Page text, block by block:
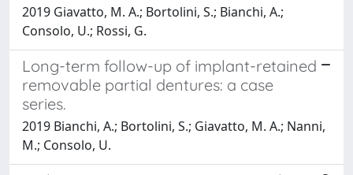
2019 Giavatto, M. A.; Bortolini, S.; Bianchi, A.;
Consolo, U.; Rossi, G.
Long-term follow-up of implant-retained
removable partial dentures: a case
series.
2019 Bianchi, A.; Bortolini, S.; Giavatto, M. A.; Nanni,
M.; Consolo, U.